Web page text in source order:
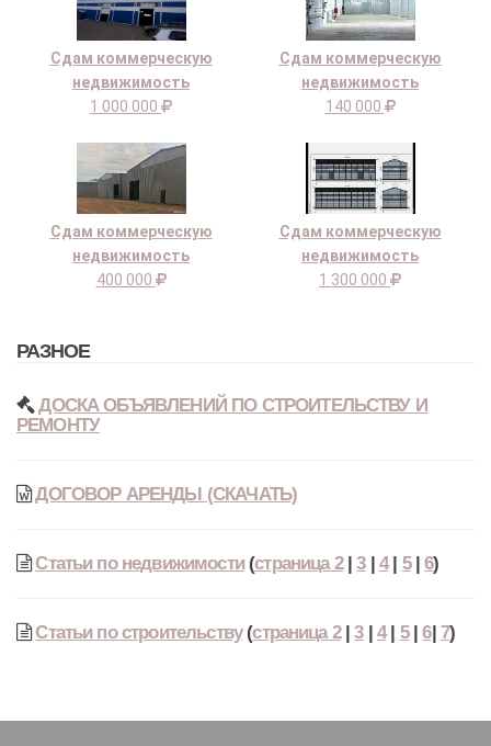
Сдам коммерческую
недвижимость
1 000 000
Сдам коммерческую
недвижимость
140 000
Сдам коммерческую
недвижимость
400 000
Сдам коммерческую
недвижимость
1 300 000
РАЗНОЕ
ДОСКА ОБЪЯВЛЕНИЙ ПО СТРОИТЕЛЬСТВУ И
РЕМОНТУ
ДОГОВОР АРЕНДЫ (СКАЧАТЬ)
Статьи по недвижимости(страница 2|3| 4| 5|6)
Статьи по строительству(страница 2|3|4| 5|6| 7)